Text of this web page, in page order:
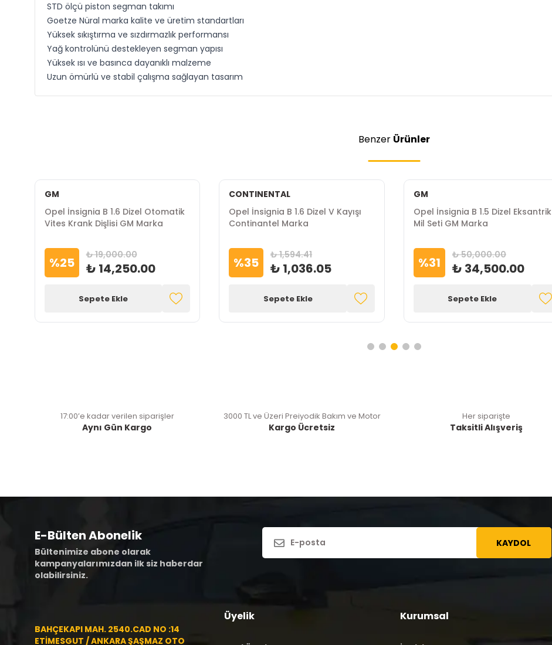
STD ölçü piston segman takımı
Goetze Nüral marka kalite ve üretim standartları
Yüksek sıkıştırma ve sızdırmazlık performansı
Yağ kontrolünü destekleyen segman yapısı
Yüksek ısı ve basınca dayanıklı malzeme
Uzun ömürlü ve stabil çalışma sağlayan tasarım
Benzer Ürünler
GM
Opel İnsignia B 1.6 Dizel Otomatik
Vites Krank Dişlisi GM Marka
%25 ₺ 19,000.00
₺ 14,250.00
Sepete Ekle
CONTINENTAL
Opel İnsignia B 1.6 Dizel V Kayışı
Continantel Marka
%35 ₺ 1,594.41
₺ 1,036.05
Sepete Ekle
GM
Opel İnsignia B 1.5 Dizel Eksantrik
Mil Seti GM Marka
%31 ₺ 50,000.00
₺ 34,500.00
Sepete Ekle
17:00’e kadar verilen siparişler
Aynı Gün Kargo
3000 TL ve Üzeri Preiyodik Bakım ve Motor
Kargo Ücretsiz
Her siparişte
Taksitli Alışveriş
E-Bülten Abonelik
Bültenimize abone olarak
kampanyalarımızdan ilk siz haberdar
olabilirsiniz.
KAYDOL
BAHÇEKAPI MAH. 2540.CAD NO :14
ETİMESGUT / ANKARA ŞAŞMAZ OTO
Üyelik Kurumsal